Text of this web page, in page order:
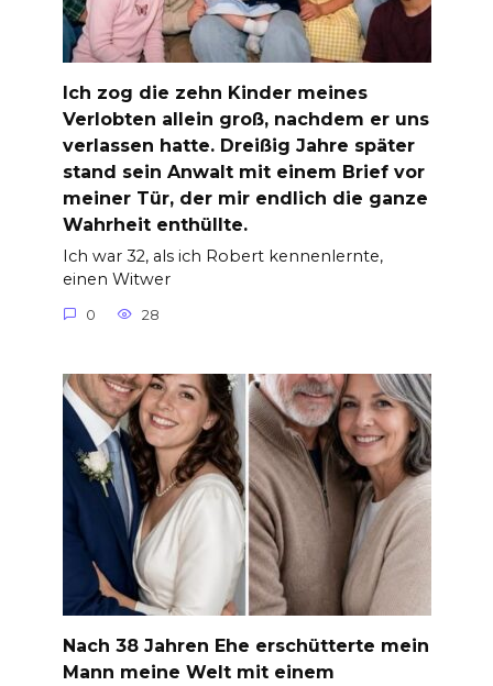
Ich zog die zehn Kinder meines
Verlobten allein groß, nachdem er uns
verlassen hatte. Dreißig Jahre später
stand sein Anwalt mit einem Brief vor
meiner Tür, der mir endlich die ganze
Wahrheit enthüllte.
Ich war 32, als ich Robert kennenlernte,
einen Witwer
0 28
Nach 38 Jahren Ehe erschütterte mein
Mann meine Welt mit einem